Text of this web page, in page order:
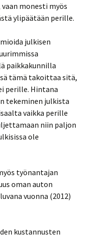
monesti myös
ylipäätään perille.
julkisen
paikkakunnilla
tämä takoittaa sitä,
perille. Hintana
tekeminen julkista
vaikka perille
niin paljon
ole
työnantajan
oman auton
vuonna (2012)
kustannusten